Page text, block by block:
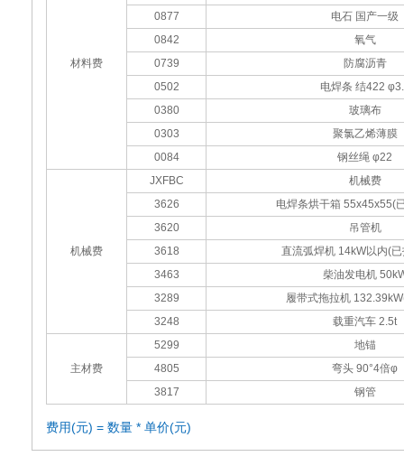
材料费
0877
电石 国产一级
0842
氧气
0739
防腐沥青
0502
电焊条 结422
0380
玻璃布
0303
聚氯乙烯薄膜
0084
钢丝绳 φ22
机械费
JXFBC
机械费
3626
电焊条烘干箱 55x45x55(
3620
吊管机
3618
直流弧焊机 14kW以内(
3463
柴油发电机
3289
履带式拖拉机
3248
载重汽车 2.5t
主材费
5299
地锚
4805
弯头 90°4倍φ
3817
钢管
费用(元) = 数量 * 单价(元)